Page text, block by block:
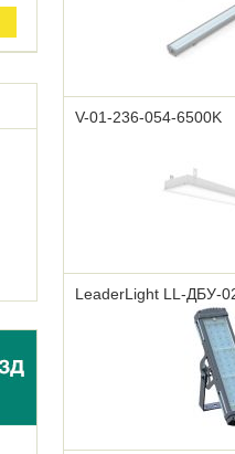
V-01-236-054-6500K
LeaderLight LL-ДБУ-